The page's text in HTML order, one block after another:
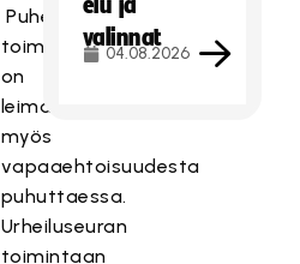
Puhe
toiminnasta
on
leimallista
myös
vapaaehtoisuudesta
puhuttaessa.
Urheiluseuran
toimintaan
valinnat
04.08.2026